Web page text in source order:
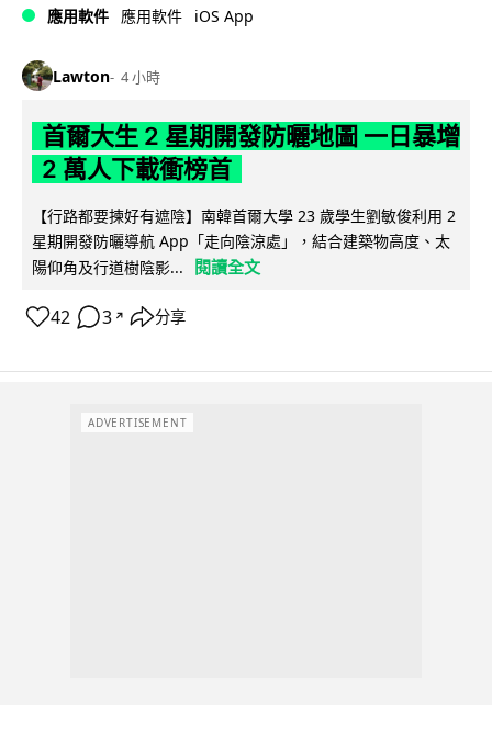
應用軟件 應用軟件 iOS App
Lawton 4 小時
首爾大生 2 星期開發防曬地圖 一日暴增
2 萬人下載衝榜首
【行路都要揀好有遮陰】南韓首爾大學 23 歲學生劉敏俊利用 2
星期開發防曬導航 App「走向陰涼處」，結合建築物高度、太
陽仰角及行道樹陰影...
閱讀全文
42 3 ↗ 分享
ADVERTISEMENT